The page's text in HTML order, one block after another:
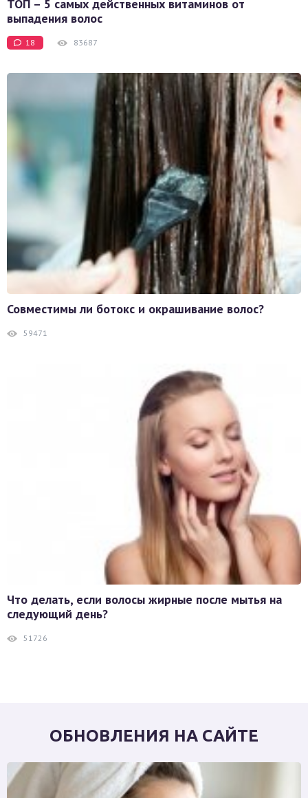
ТОП – 5 самых действенных витаминов от
выпадения волос
18 83687
Совместимы ли ботокс и окрашивание волос?
59471
Что делать, если волосы жирные после мытья на
следующий день?
51726
ОБНОВЛЕНИЯ НА САЙТЕ